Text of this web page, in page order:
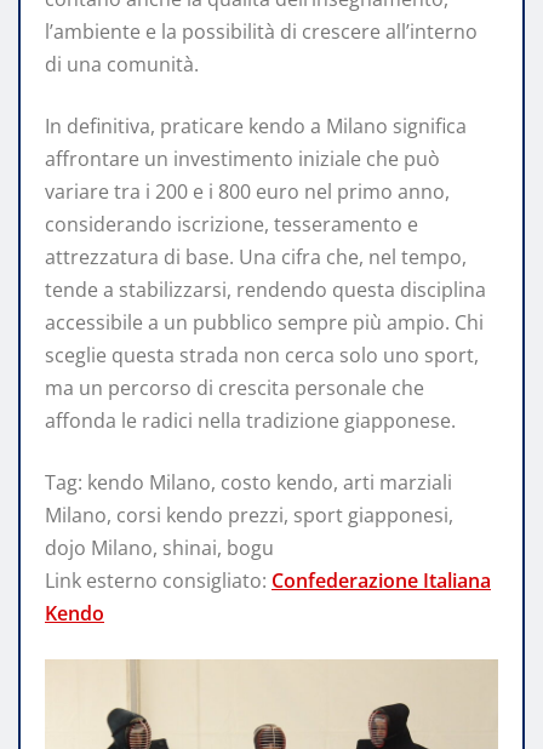
l’ambiente e la possibilità di crescere all’interno
di una comunità.
In definitiva, praticare kendo a Milano significa
affrontare un investimento iniziale che può
variare tra i 200 e i 800 euro nel primo anno,
considerando iscrizione, tesseramento e
attrezzatura di base. Una cifra che, nel tempo,
tende a stabilizzarsi, rendendo questa disciplina
accessibile a un pubblico sempre più ampio. Chi
sceglie questa strada non cerca solo uno sport,
ma un percorso di crescita personale che
affonda le radici nella tradizione giapponese.
Tag: kendo Milano, costo kendo, arti marziali
Milano, corsi kendo prezzi, sport giapponesi,
dojo Milano, shinai, bogu
Link esterno consigliato: Confederazione Italiana
Kendo